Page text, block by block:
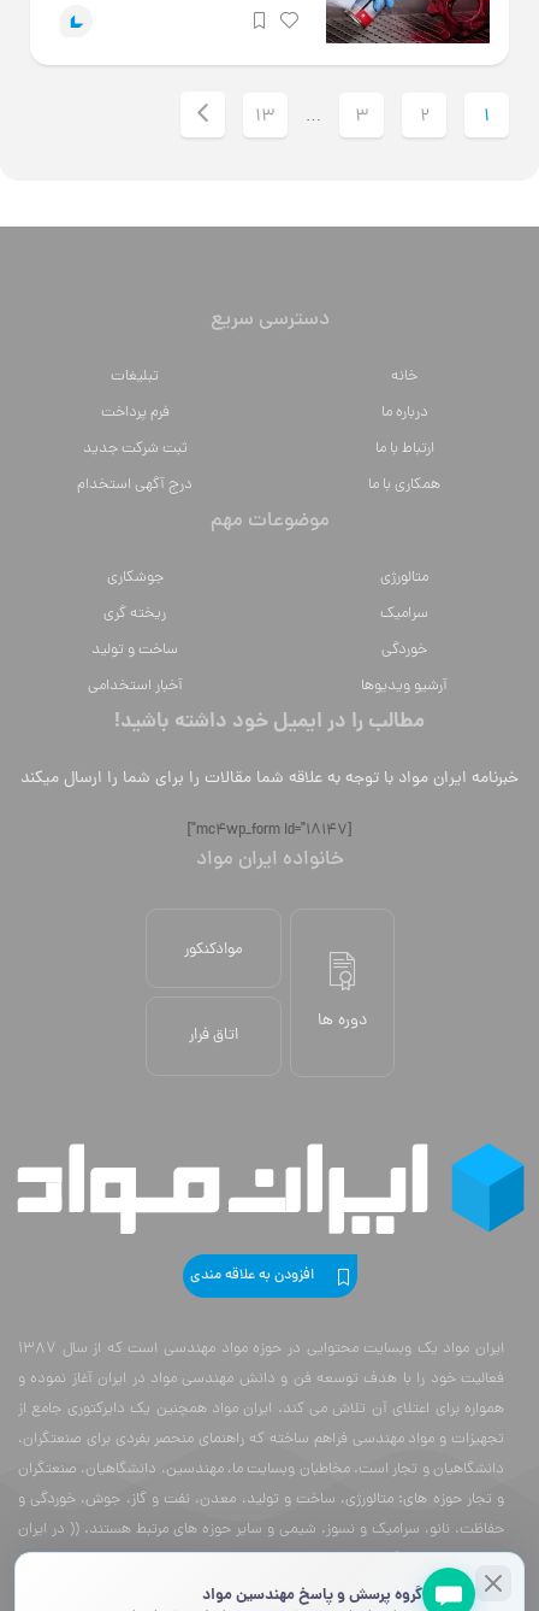
1
2
3
…
13
دسترسی سریع
خانه
تبلیغات
درباره ما
فرم پرداخت
ارتباط با ما
ثبت شرکت جدید
همکاری با ما
درج آگهی استخدام
موضوعات مهم
متالورژي
جوشکاری
سراميك
ریخته گری
خوردگی
ساخت و تولید
آرشیو ویدیوها
آخبار استخدامی
مطالب را در ایمیل خود داشته باشید!
خبرنامه ایران مواد با توجه به علاقه شما مقالات را برای شما را ارسال میکند
[mc4wp_form id="18147"]
خانواده ایران مواد
دوره ها
موادکنکور
اتاق فرار
افزودن به علاقه مندی
ایران مواد یک وبسایت محتوایی در حوزه مواد مهندسی است که از سال 1387
فعالیت خود را با هدف توسعه فن و دانش مهندسی مواد در ایران آغاز نموده و
همواره برای اعتلای آن تلاش می کند. ایران مواد همچنین یک دایرکتوری جامع از
تجهیزات و مواد مهندسی فراهم ساخته که راهنمای منحصر بفردی برای صنعتگران،
دانشگاهیان و تجار است. مخاطبان وبسایت ما، مهندسین، دانشگاهیان، صنعتگران
و تجار حوزه های: متالورژی، ساخت و تولید، معدن، نفت و گاز، جوش، خوردگی و
حفاظت، نانو، سرامیک و نسوز، شیمی و سایر حوزه های مرتبط هستند. (( در ایران
مواد همه چیز رایگان است و برای استفاده از هزاران صفحه اطلاعات علمی آن نیاز
به پرداخت هزینه نیست ))گروه پرسش و پاسخ مهندسین مواد